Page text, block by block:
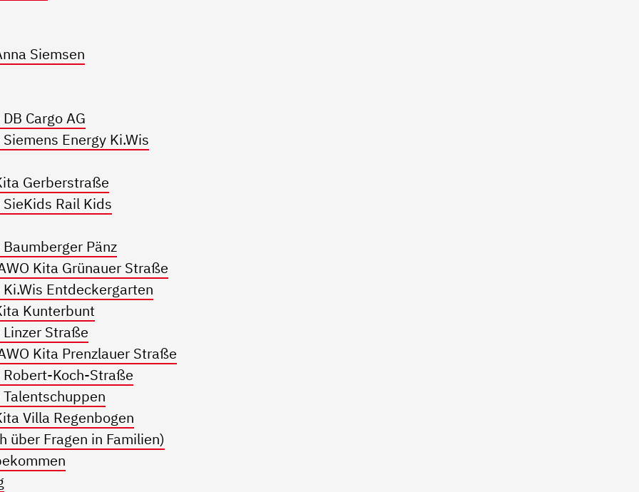
Siemsen
Cargo AG
Energy Ki.Wis
Gerberstraße
Rail Kids
Pänz
Kita Grünauer Straße
Entdeckergarten
Kunterbunt
Straße
Kita Prenzlauer Straße
Koch-Straße
Villa Regenbogen
über Fragen in Familien)